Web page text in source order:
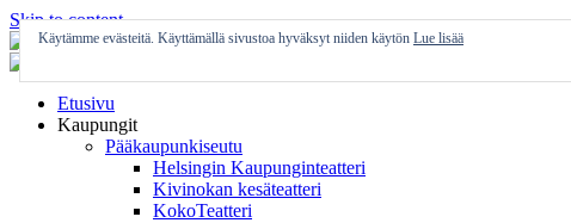
Skip to content
Etusivu
Kaupungit
Pääkaupunkiseutu
Helsingin Kaupunginteatteri
Kivinokan kesäteatteri
KokoTeatteri
Käytämme evästeitä. Käyttämällä sivustoa hyväksyt niiden käytön Lue lisää